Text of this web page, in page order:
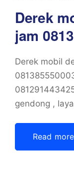
Derek
jam
Derek mobil
gendong ,
Read more